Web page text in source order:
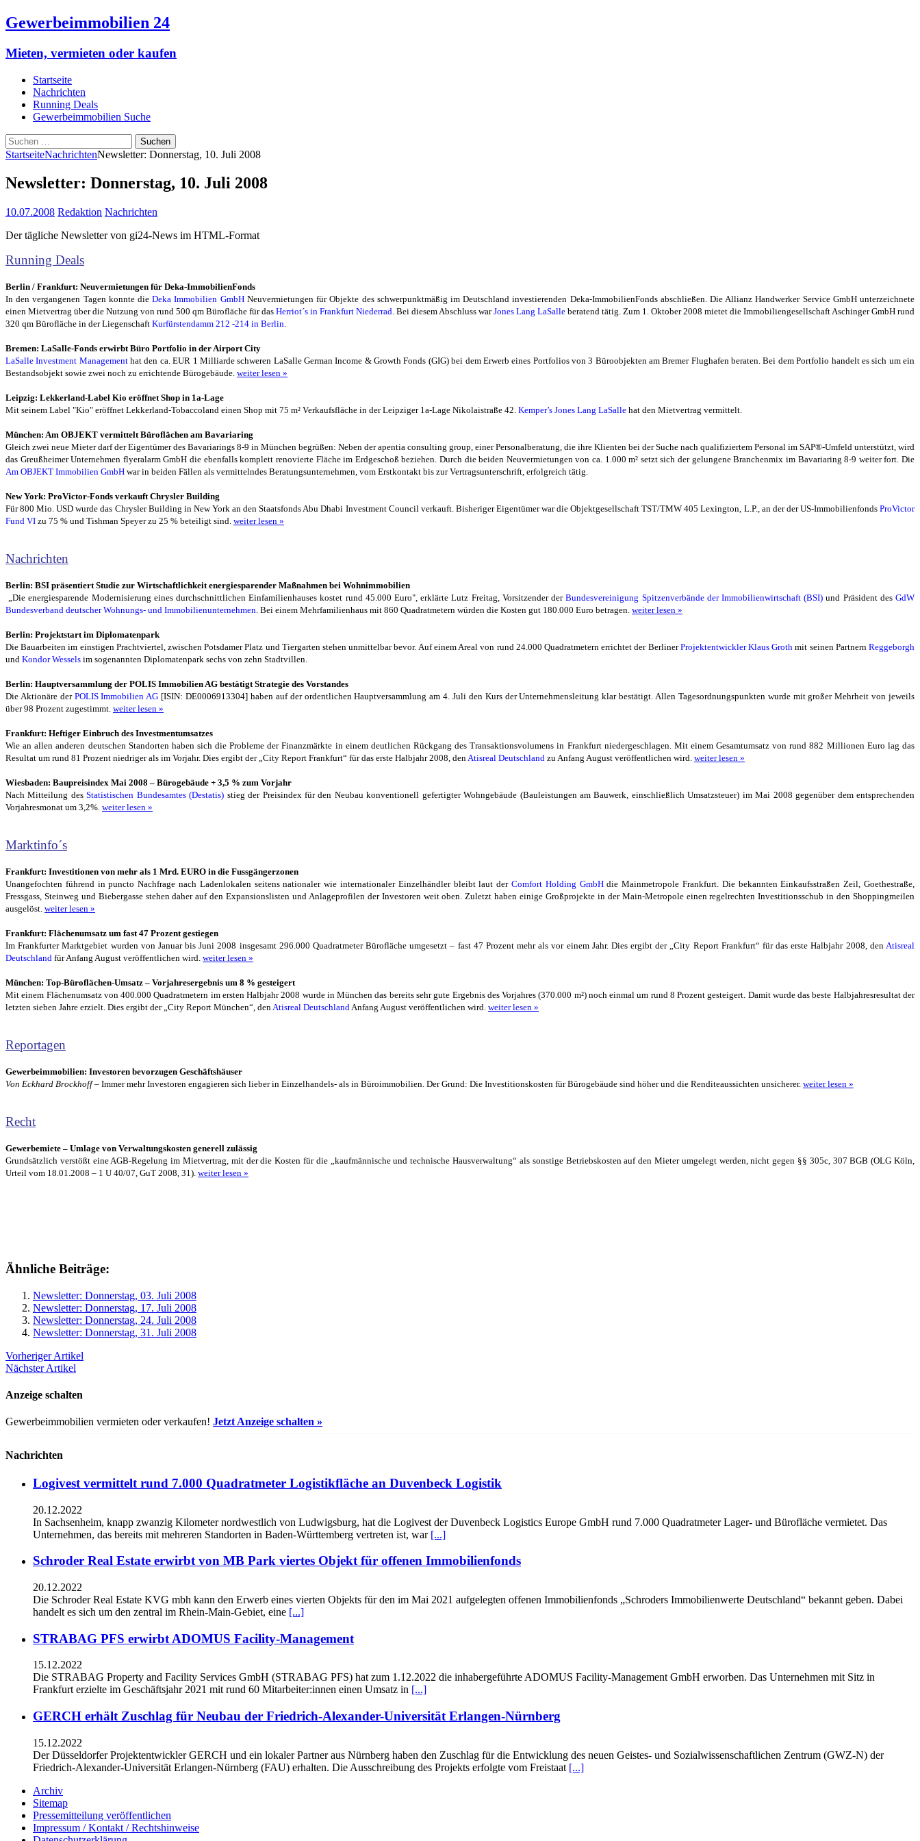
Gewerbeimmobilien 24
Mieten, vermieten oder kaufen
Startseite
Nachrichten
Running Deals
Gewerbeimmobilien Suche
Suchen
nach:
StartseiteNachrichtenNewsletter: Donnerstag, 10. Juli 2008
Newsletter: Donnerstag, 10. Juli 2008
10.07.2008 Redaktion Nachrichten
Der tägliche Newsletter von gi24-News im HTML-Format
Running Deals
Berlin / Frankfurt: Neuvermietungen für Deka-ImmobilienFonds
In den vergangenen Tagen konnte dieDeka Immobilien GmbHNeuvermietungen für Objekte des schwerpunktmäßig im Deutschland investierenden Deka-ImmobilienFonds abschließen. Die Allianz Handwerker Service GmbH unterzeichnete
einen Mietvertrag über die Nutzung von rund 500 qm Bürofläche für das Herriot´s in Frankfurt Niederrad. Bei diesem Abschluss warJones Lang LaSalle beratend tätig. Zum 1. Oktober 2008 mietet die Immobiliengesellschaft Aschinger GmbH rund
320 qm Bürofläche in der Liegenschaft Kurfürstendamm 212 -214 in Berlin.
Bremen: LaSalle-Fonds erwirbt Büro Portfolio in der Airport City
LaSalle Investment Managementhat den ca. EUR 1 Milliarde schweren LaSalle German Income & Growth Fonds (GIG) bei dem Erwerb eines Portfolios von 3 Büroobjekten am Bremer Flughafen beraten. Bei dem Portfolio handelt es sich um ein
Bestandsobjekt sowie zwei noch zu errichtende Bürogebäude. weiter lesen »
Leipzig: Lekkerland-Label Kio eröffnet Shop in 1a-Lage
Mit seinem Label "Kio" eröffnet Lekkerland-Tobaccoland einen Shop mit 75 m² Verkaufsfläche in der Leipziger 1a-Lage Nikolaistraße 42. Kemper’s Jones Lang LaSalle hat den Mietvertrag vermittelt.
München: Am OBJEKT vermittelt Büroflächen am Bavariaring
Gleich zwei neue Mieter darf der Eigentümer des Bavariarings 8-9 in München begrüßen: Neben der apentia consulting group, einer Personalberatung, die ihre Klienten bei der Suche nach qualifiziertem Personal im SAP®-Umfeld unterstützt, wird
das Greußheimer Unternehmen flyeralarm GmbH die ebenfalls komplett renovierte Fläche im Erdgeschoß beziehen. Durch die beiden Neuvermietungen von ca. 1.000 m² setzt sich der gelungene Branchenmix im Bavariaring 8-9 weiter fort. Die
Am OBJEKT Immobilien GmbH war in beiden Fällen als vermittelndes Beratungsunternehmen, vom Erstkontakt bis zur Vertragsunterschrift, erfolgreich tätig.
New York: ProVictor-Fonds verkauft Chrysler Building
Für 800 Mio. USD wurde das Chrysler Building in New York an den Staatsfonds Abu Dhabi Investment Council verkauft. Bisheriger Eigentümer war die Objektgesellschaft TST/TMW 405 Lexington, L.P., an der der US-Immobilienfonds ProVictor
Fund VI zu 75 % und Tishman Speyer zu 25 % beteiligt sind. weiter lesen »
Nachrichten
Berlin: BSI präsentiert Studie zur Wirtschaftlichkeit energiesparender Maßnahmen bei Wohnimmobilien
„Die energiesparende Modernisierung eines durchschnittlichen Einfamilienhauses kostet rund 45.000 Euro", erklärte Lutz Freitag, Vorsitzender derBundesvereinigung Spitzenverbände der Immobilienwirtschaft (BSI) und Präsident desGdW
Bundesverband deutscher Wohnungs- und Immobilienunternehmen. Bei einem Mehrfamilienhaus mit 860 Quadratmetern würden die Kosten gut 180.000 Euro betragen. weiter lesen »
Berlin: Projektstart im Diplomatenpark
Die Bauarbeiten im einstigen Prachtviertel, zwischen Potsdamer Platz und Tiergarten stehen unmittelbar bevor. Auf einem Areal von rund 24.000 Quadratmetern errichtet der BerlinerProjektentwickler Klaus Groth mit seinen PartnernReggeborgh
und Kondor Wessels im sogenannten Diplomatenpark sechs von zehn Stadtvillen.
Berlin: Hauptversammlung der POLIS Immobilien AG bestätigt Strategie des Vorstandes
Die Aktionäre der POLIS Immobilien AG [ISIN: DE0006913304] haben auf der ordentlichen Hauptversammlung am 4. Juli den Kurs der Unternehmensleitung klar bestätigt. Allen Tagesordnungspunkten wurde mit großer Mehrheit von jeweils
über 98 Prozent zugestimmt. weiter lesen »
Frankfurt: Heftiger Einbruch des Investmentumsatzes
Wie an allen anderen deutschen Standorten haben sich die Probleme der Finanzmärkte in einem deutlichen Rückgang des Transaktionsvolumens in Frankfurt niedergeschlagen. Mit einem Gesamtumsatz von rund 882 Millionen Euro lag das
Resultat um rund 81 Prozent niedriger als im Vorjahr. Dies ergibt der „City Report Frankfurt“ für das erste Halbjahr 2008, denAtisreal Deutschland zu Anfang August veröffentlichen wird. weiter lesen »
Wiesbaden: Baupreisindex Mai 2008 – Bürogebäude + 3,5 % zum Vorjahr
Nach Mitteilung desStatistischen Bundesamtes (Destatis) stieg der Preisindex für den Neubau konventionell gefertigter Wohngebäude (Bauleistungen am Bauwerk, einschließlich Umsatzsteuer) im Mai 2008 gegenüber dem entsprechenden
Vorjahresmonat um 3,2%. weiter lesen »
Marktinfo´s
Frankfurt: Investitionen von mehr als 1 Mrd. EURO in die Fussgängerzonen
Unangefochten führend in puncto Nachfrage nach Ladenlokalen seitens nationaler wie internationaler Einzelhändler bleibt laut der Comfort Holding GmbHdie Mainmetropole Frankfurt. Die bekannten Einkaufsstraßen Zeil, Goethestraße,
Fressgass, Steinweg und Biebergasse stehen daher auf den Expansionslisten und Anlageprofilen der Investoren weit oben. Zuletzt haben einige Großprojekte in der Main-Metropole einen regelrechten Investitionsschub in den Shoppingmeilen
ausgelöst. weiter lesen »
Frankfurt: Flächenumsatz um fast 47 Prozent gestiegen
Im Frankfurter Marktgebiet wurden von Januar bis Juni 2008 insgesamt 296.000 Quadratmeter Bürofläche umgesetzt – fast 47 Prozent mehr als vor einem Jahr. Dies ergibt der „City Report Frankfurt“ für das erste Halbjahr 2008, den Atisreal
Deutschland für Anfang August veröffentlichen wird. weiter lesen »
München: Top-Büroflächen-Umsatz – Vorjahresergebnis um 8 % gesteigert
Mit einem Flächenumsatz von 400.000 Quadratmetern im ersten Halbjahr 2008 wurde in München das bereits sehr gute Ergebnis des Vorjahres (370.000 m²) noch einmal um rund 8 Prozent gesteigert. Damit wurde das beste Halbjahresresultat der
letzten sieben Jahre erzielt. Dies ergibt der „City Report München“, denAtisreal DeutschlandAnfang August veröffentlichen wird. weiter lesen »
Reportagen
Gewerbeimmobilien: Investoren bevorzugen Geschäftshäuser
Von Eckhard Brockhoff– Immer mehr Investoren engagieren sich lieber in Einzelhandels- als in Büroimmobilien. Der Grund: Die Investitionskosten für Bürogebäude sind höher und die Renditeaussichten unsicherer. weiter lesen »
Recht
Gewerbemiete – Umlage von Verwaltungskosten generell zulässig
Grundsätzlich verstößt eine AGB-Regelung im Mietvertrag, mit der die Kosten für die „kaufmännische und technische Hausverwaltung“ als sonstige Betriebskosten auf den Mieter umgelegt werden, nicht gegen §§ 305c, 307 BGB (OLG Köln,
Urteil vom 18.01.2008 – 1 U 40/07, GuT 2008, 31). weiter lesen »
Ähnliche Beiträge:
Newsletter: Donnerstag, 03. Juli 2008
Newsletter: Donnerstag, 17. Juli 2008
Newsletter: Donnerstag, 24. Juli 2008
Newsletter: Donnerstag, 31. Juli 2008
Vorheriger Artikel
Nächster Artikel
Anzeige schalten
Gewerbeimmobilien vermieten oder verkaufen! Jetzt Anzeige schalten »
Nachrichten
Logivest vermittelt rund 7.000 Quadratmeter Logistikfläche an Duvenbeck Logistik
20.12.2022
In Sachsenheim, knapp zwanzig Kilometer nordwestlich von Ludwigsburg, hat die Logivest der Duvenbeck Logistics Europe GmbH rund 7.000 Quadratmeter Lager- und Bürofläche vermietet. Das
Unternehmen, das bereits mit mehreren Standorten in Baden-Württemberg vertreten ist, war [...]
Schroder Real Estate erwirbt von MB Park viertes Objekt für offenen Immobilienfonds
20.12.2022
Die Schroder Real Estate KVG mbh kann den Erwerb eines vierten Objekts für den im Mai 2021 aufgelegten offenen Immobilienfonds „Schroders Immobilienwerte Deutschland“ bekannt geben. Dabei
handelt es sich um den zentral im Rhein-Main-Gebiet, eine [...]
STRABAG PFS erwirbt ADOMUS Facility-Management
15.12.2022
Die STRABAG Property and Facility Services GmbH (STRABAG PFS) hat zum 1.12.2022 die inhabergeführte ADOMUS Facility-Management GmbH erworben. Das Unternehmen mit Sitz in
Frankfurt erzielte im Geschäftsjahr 2021 mit rund 60 Mitarbeiter:innen einen Umsatz in [...]
GERCH erhält Zuschlag für Neubau der Friedrich-Alexander-Universität Erlangen-Nürnberg
15.12.2022
Der Düsseldorfer Projektentwickler GERCH und ein lokaler Partner aus Nürnberg haben den Zuschlag für die Entwicklung des neuen Geistes- und Sozialwissenschaftlichen Zentrum (GWZ-N) der
Friedrich-Alexander-Universität Erlangen-Nürnberg (FAU) erhalten. Die Ausschreibung des Projekts erfolgte vom Freistaat [...]
Archiv
Sitemap
Pressemitteilung veröffentlichen
Impressum / Kontakt / Rechtshinweise